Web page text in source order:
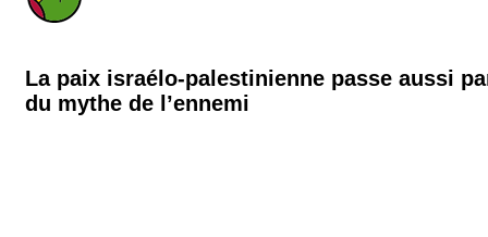
La paix israélo-palestinienne passe aussi
du mythe de l’ennemi